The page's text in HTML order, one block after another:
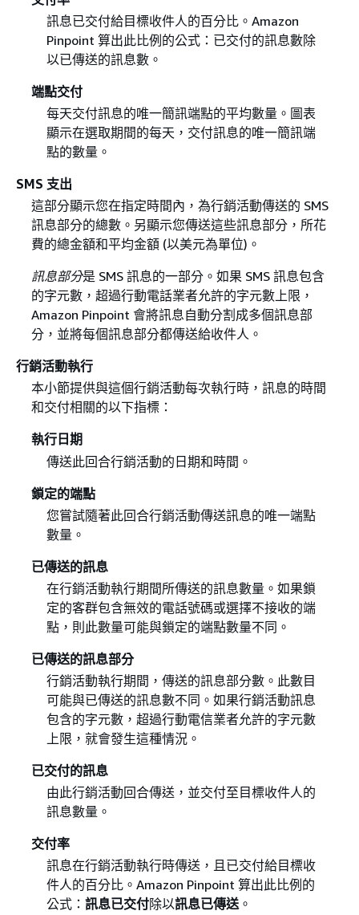
訊息已交付給目標收件人的百分比。Amazon
Pinpoint 算出此比例的公式：已交付的訊息數除
以已傳送的訊息數。
端點交付
每天交付訊息的唯一簡訊端點的平均數量。圖表
顯示在選取期間的每天，交付訊息的唯一簡訊端
點的數量。
SMS 支出
這部分顯示您在指定時間內，為行銷活動傳送的 SMS
訊息部分的總數。另顯示您傳送這些訊息部分，所花
費的總金額和平均金額 (以美元為單位)。
訊息部分是 SMS 訊息的一部分。如果 SMS 訊息包含
的字元數，超過行動電話業者允許的字元數上限，
Amazon Pinpoint 會將訊息自動分割成多個訊息部
分，並將每個訊息部分都傳送給收件人。
行銷活動執行
本小節提供與這個行銷活動每次執行時，訊息的時間
和交付相關的以下指標：
執行日期
傳送此回合行銷活動的日期和時間。
鎖定的端點
您嘗試隨著此回合行銷活動傳送訊息的唯一端點
數量。
已傳送的訊息
在行銷活動執行期間所傳送的訊息數量。如果鎖
定的客群包含無效的電話號碼或選擇不接收的端
點，則此數量可能與鎖定的端點數量不同。
已傳送的訊息部分
行銷活動執行期間，傳送的訊息部分數。此數目
可能與已傳送的訊息數不同。如果行銷活動訊息
包含的字元數，超過行動電信業者允許的字元數
上限，就會發生這種情況。
已交付的訊息
由此行銷活動回合傳送，並交付至目標收件人的
訊息數量。
交付率
訊息在行銷活動執行時傳送，且已交付給目標收
件人的百分比。Amazon Pinpoint 算出此比例的
公式： 訊息已交付除以訊息已傳送。